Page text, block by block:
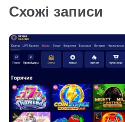
Схожі записи